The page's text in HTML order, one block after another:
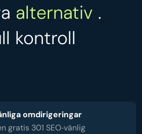
alternativ .
kontroll
omdirigeringar
gratis 301 SEO‑vänlig